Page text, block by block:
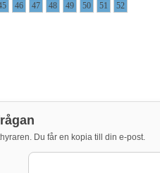
46 47 48 49 50 51 52
Du får en kopia till din e-post.